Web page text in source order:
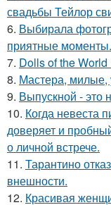
свадьбы Тейлор
6. Выбирала
приятные моменты.
7. Dolls of the World
8. Мастера, милые,
9. Выпускной - это
10. Когда невеста
доверяет и
о личной встрече.
11. Тарантино
внешности.
12. Красивая